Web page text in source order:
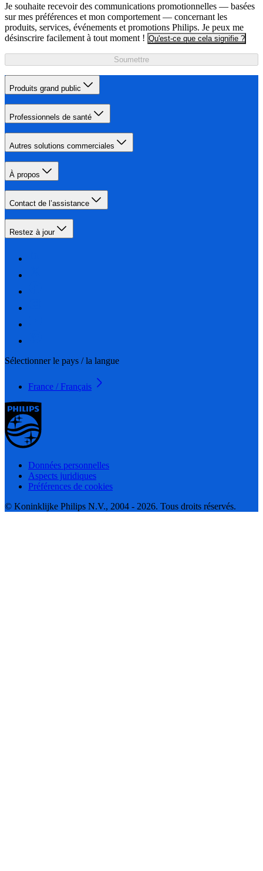
Je souhaite recevoir des communications promotionnelles — basées
sur mes préférences et mon comportement — concernant les
produits, services, événements et promotions Philips. Je peux me
désinscrire facilement à tout moment ! Qu'est-ce que cela signifie ?
Soumettre
Produits grand public
Professionnels de santé
Autres solutions commerciales
À propos
Contact de l’assistance
Restez à jour
Sélectionner le pays / la langue
France / Français
Données personnelles
Aspects juridiques
Préférences de cookies
© Koninklijke Philips N.V., 2004 - 2026. Tous droits réservés.